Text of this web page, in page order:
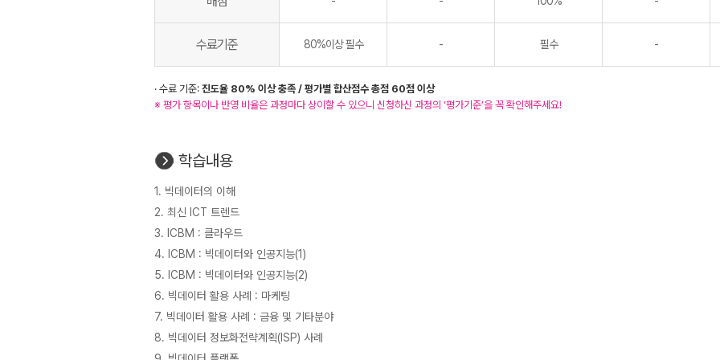
수료기준 80%이상 필수 - 필수 -
· 수료 기준: 진도율 80% 이상 충족 / 평가별 합산점수 총점 60점 이상
※ 평가 항목이나 반영 비율은 과정마다 상이할 수 있으니 신청하신 과정의 ‘평가기준’을 꼭 확인해주세요!
학습내용
1. 빅데이터의 이해
2. 최신 ICT 트렌드
3. ICBM : 클라우드
4. ICBM : 빅데이터와 인공지능(1)
5. ICBM : 빅데이터와 인공지능(2)
6. 빅데이터 활용 사례 : 마케팅
7. 빅데이터 활용 사례 : 금융 및 기타분야
8. 빅데이터 정보화전략계획(ISP) 사례